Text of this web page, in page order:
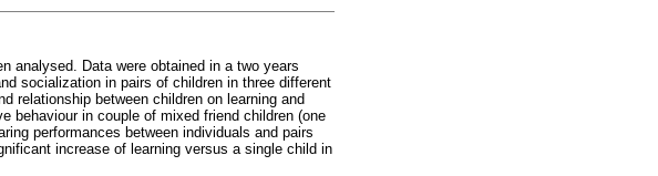
analysed. Data were obtained in a two years
socialization in pairs of children in three different
relationship between children on learning and
behaviour in couple of mixed friend children (one
performances between individuals and pairs
increase of learning versus a single child in